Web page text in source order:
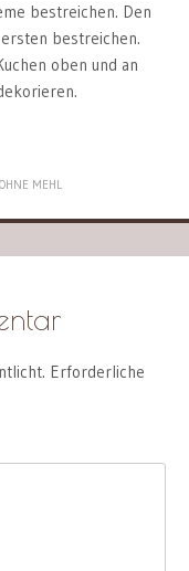
bestreichen. Den
bestreichen.
oben und an
OHNE MEHL
Erforderliche